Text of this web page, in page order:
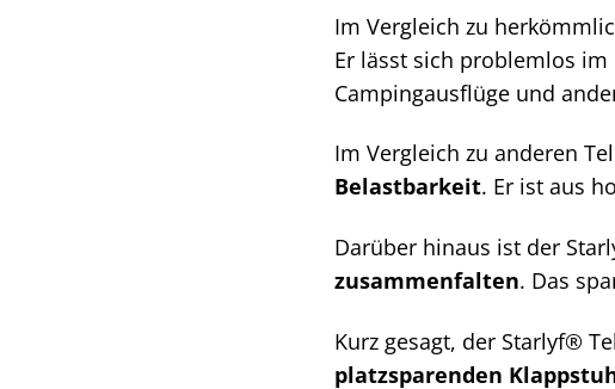
Im Vergleich zu
Er lässt sich problemlos
Campingausflüge und
Im Vergleich zu anderen
Belastbarkeit. Er ist aus
Darüber hinaus ist der
zusammenfalten. Das
Kurz gesagt, der Starlyf®
platzsparenden